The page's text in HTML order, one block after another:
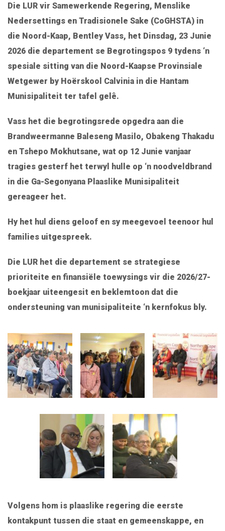
Die LUR vir Samewerkende Regering, Menslike
Nedersettings en Tradisionele Sake (CoGHSTA) in
die Noord-Kaap, Bentley Vass, het Dinsdag, 23 Junie
2026 die departement se Begrotingspos 9 tydens ‘n
spesiale sitting van die Noord-Kaapse Provinsiale
Wetgewer by Hoërskool Calvinia in die Hantam
Munisipaliteit ter tafel gelê.
Vass het die begrotingsrede opgedra aan die
Brandweermanne Baleseng Masilo, Obakeng Thakadu
en Tshepo Mokhutsane, wat op 12 Junie vanjaar
tragies gesterf het terwyl hulle op ‘n noodveldbrand
in die Ga-Segonyana Plaaslike Munisipaliteit
gereageer het.
Hy het hul diens geloof en sy meegevoel teenoor hul
families uitgespreek.
Die LUR het die departement se strategiese
prioriteite en finansiële toewysings vir die 2026/27-
boekjaar uiteengesit en beklemtoon dat die
ondersteuning van munisipaliteite ‘n kernfokus bly.
Volgens hom is plaaslike regering die eerste
kontakpunt tussen die staat en gemeenskappe, en